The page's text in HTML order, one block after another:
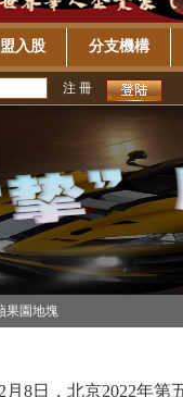
入股 分支機構
注 冊
果園地塊
2 月 8日，北京2022年第